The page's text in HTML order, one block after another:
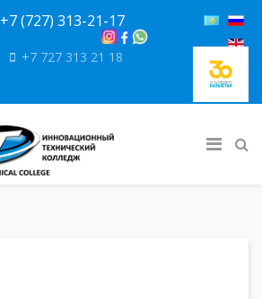
(727) 313-21-17
+7 727 313 21 18